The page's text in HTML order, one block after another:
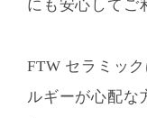
にも安心してご
FTW セラミッ
ルギーが心配な